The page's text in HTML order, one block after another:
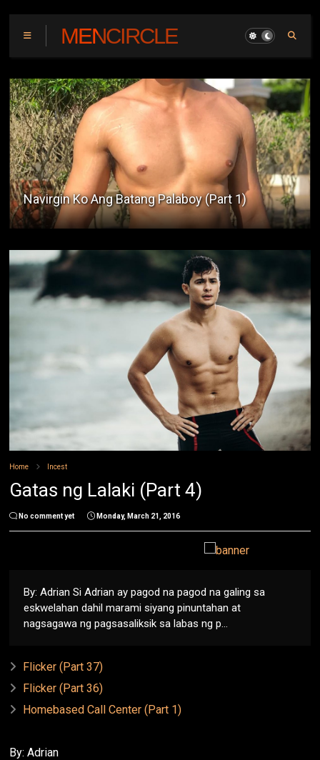
MENCIRCLE
Mall CR Happening
Home Incest
Gatas ng Lalaki (Part 4)
No comment yet Monday, March 21, 2016
By: Adrian Si Adrian ay pagod na pagod na galing sa
eskwelahan dahil marami siyang pinuntahan at
nagsagawa ng pagsasaliksik sa labas ng p...
Flicker (Part 37)
Flicker (Part 36)
Homebased Call Center (Part 1)
By: Adrian